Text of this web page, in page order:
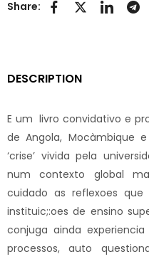
Share:
DESCRIPTION
E um livro convidativo e
de Angola, Mocàmbique
‘crise’ vivida pela
num contexto global
cuidado as reflexoes
instituic;:oes de ensino
conjuga ainda
processos, auto